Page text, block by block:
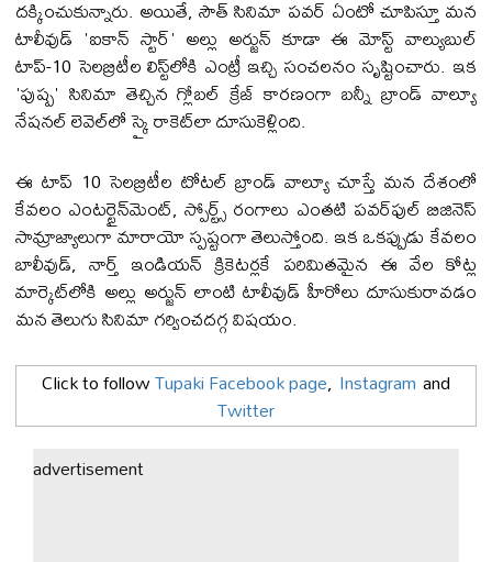
దక్కించుకున్నారు. అయితే, సౌత్ సినిమా పవర్ ఏంటో చూపిస్తూ మన
టాలీవుడ్ 'ఐకాన్ స్టార్' అల్లు అర్జున్ కూడా ఈ మోస్ట్ వాల్యుబుల్
టాప్-10 సెలబ్రిటీల లిస్ట్‌లోకి ఎంట్రీ ఇచ్చి సంచలనం సృష్టించారు. ఇక
'పుష్ప' సినిమా తెచ్చిన గ్లోబల్ క్రేజ్ కారణంగా బన్నీ బ్రాండ్ వాల్యూ
నేషనల్ లెవెల్‌లో స్కై రాకెట్‌లా దూసుకెళ్లింది.
ఈ టాప్ 10 సెలబ్రిటీల టోటల్ బ్రాండ్ వాల్యూ చూస్తే మన దేశంలో
కేవలం ఎంటర్టైన్‌మెంట్, స్పోర్ట్స్ రంగాలు ఎంతటి పవర్‌ఫుల్ బిజినెస్
సామ్రాజ్యాలుగా మారాయో స్పష్టంగా తెలుస్తోంది. ఇక ఒకప్పుడు కేవలం
బాలీవుడ్, నార్త్ ఇండియన్ క్రికెటర్లకే పరిమితమైన ఈ వేల కోట్ల
మార్కెట్‌లోకి అల్లు అర్జున్ లాంటి టాలీవుడ్ హీరోలు దూసుకురావడం
మన తెలుగు సినిమా గర్వించదగ్గ విషయం.
Click to followTupaki Facebook page, Instagram and
Twitter
advertisement